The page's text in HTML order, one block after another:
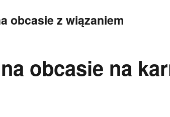
obcasie z wiązaniem
obcasie na